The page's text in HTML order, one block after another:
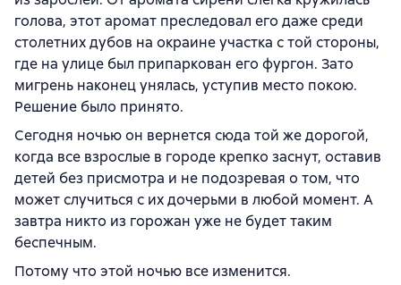
голова, этот аромат преследовал его даже среди
столетних дубов на окраине участка с той стороны,
где на улице был припаркован его фургон. Зато
мигрень наконец унялась, уступив место покою.
Решение было принято.
Сегодня ночью он вернется сюда той же дорогой,
когда все взрослые в городе крепко заснут, оставив
детей без присмотра и не подозревая о том, что
может случиться с их дочерьми в любой момент. А
завтра никто из горожан уже не будет таким
беспечным.
Потому что этой ночью все изменится.